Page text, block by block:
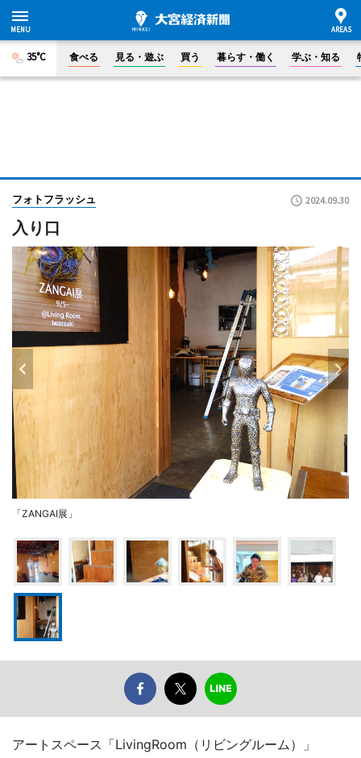
35°C 食べる 見る・遊ぶ 買う 暮らす・働く 学ぶ・知る
フォトフラッシュ 2024.09.30
入り口
「ZANGAI展」
アートスペース「LivingRoom（リビングルーム）」